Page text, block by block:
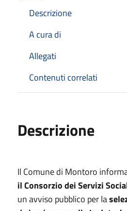
Descrizione
A cura di
Allegati
Contenuti correlati
Descrizione
Il Comune di Montoro
il Consorzio dei Servizi
un avviso pubblico per la